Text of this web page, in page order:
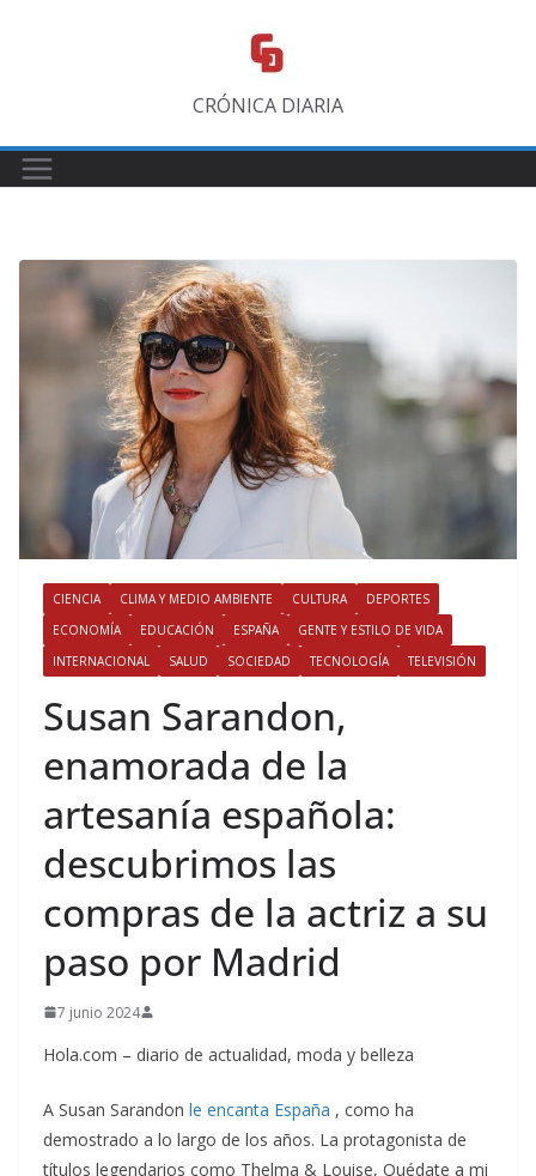
CRÓNICA DIARIA
CIENCIA CLIMA Y MEDIO AMBIENTE CULTURA
DEPORTES
ECONOMÍA
EDUCACIÓN ESPAÑA
GENTE Y ESTILO DE VIDA
INTERNACIONAL
SALUD SOCIEDAD TECNOLOGÍA TELEVISIÓN
​Susan Sarandon,
enamorada de la
artesanía española:
descubrimos las
compras de la actriz a su
paso por Madrid
7 junio 2024
Hola.com – diario de actualidad, moda y belleza
A Susan Sarandon le encanta España , como ha
demostrado a lo largo de los años. La protagonista de
títulos legendarios como Thelma & Louise, Quédate a mi